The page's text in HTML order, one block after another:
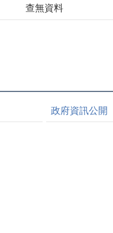
查無資料
政府資訊公開